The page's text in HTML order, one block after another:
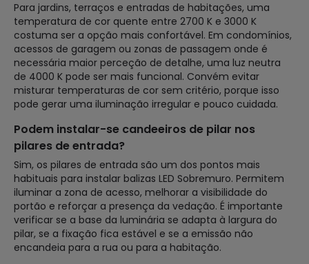
Para jardins, terraços e entradas de habitações, uma
temperatura de cor quente entre 2700 K e 3000 K
costuma ser a opção mais confortável. Em condomínios,
acessos de garagem ou zonas de passagem onde é
necessária maior perceção de detalhe, uma luz neutra
de 4000 K pode ser mais funcional. Convém evitar
misturar temperaturas de cor sem critério, porque isso
pode gerar uma iluminação irregular e pouco cuidada.
Podem instalar-se candeeiros de pilar nos
pilares de entrada?
Sim, os pilares de entrada são um dos pontos mais
habituais para instalar balizas LED Sobremuro. Permitem
iluminar a zona de acesso, melhorar a visibilidade do
portão e reforçar a presença da vedação. É importante
verificar se a base da luminária se adapta à largura do
pilar, se a fixação fica estável e se a emissão não
encandeia para a rua ou para a habitação.